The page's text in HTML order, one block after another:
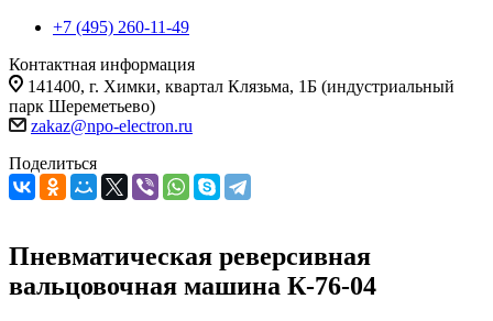
+7 (495) 260-11-49
Контактная информация
141400, г. Химки, квартал Клязьма, 1Б (индустриальный
парк Шереметьево)
zakaz@npo-electron.ru
Поделиться
Пневматическая реверсивная
вальцовочная машина К-76-04